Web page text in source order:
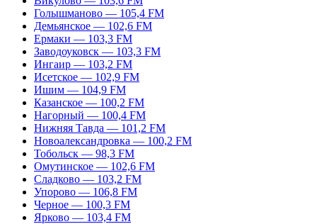
Голышманово — 105,4 FM
Демьянское — 102,6 FM
Ермаки — 103,3 FM
Заводоуковск — 103,3 FM
Ингаир — 103,2 FM
Исетское — 102,9 FM
Ишим — 104,9 FM
Казанское — 100,2 FM
Нагорный — 100,4 FM
Нижняя Тавда — 101,2 FM
Новоалександровка — 100,2 FM
Тобольск — 98,3 FM
Омутинское — 102,6 FM
Сладково — 103,2 FM
Упорово — 106,8 FM
Черное — 100,3 FM
Ярково — 103,4 FM